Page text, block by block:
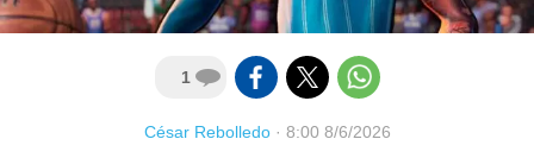
1
César Rebolledo· 8:00 8/6/2026